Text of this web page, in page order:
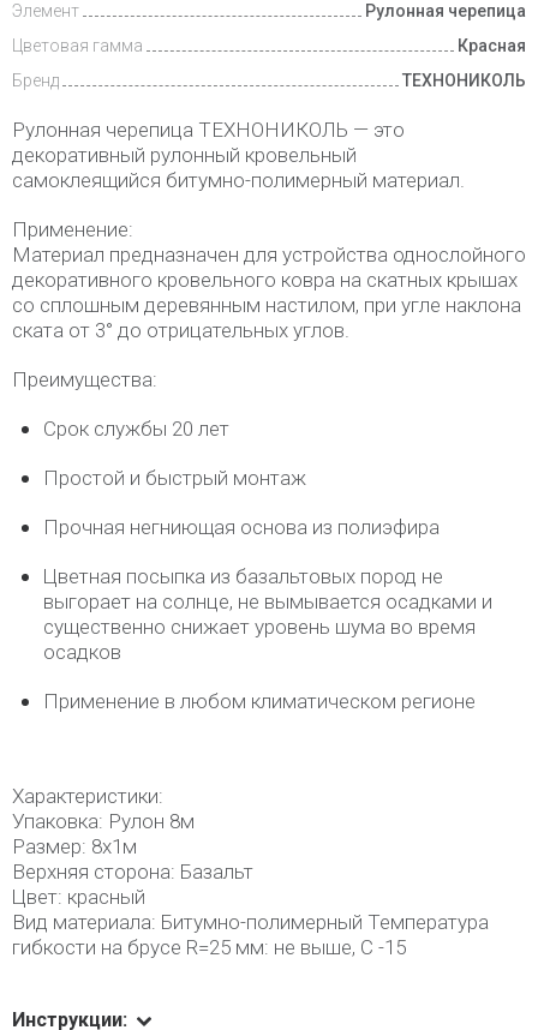
Видеообзоры
Доставка
Элемент
Рулонная черепица
Цветовая гамма
Красная
Бренд
ТЕХНОНИКОЛЬ
Рулонная черепица ТЕХНОНИКОЛЬ — это
декоративный рулонный кровельный
самоклеящийся битумно-полимерный материал.
Применение:
Материал предназначен для устройства однослойного
декоративного кровельного ковра на скатных крышах
со сплошным деревянным настилом, при угле наклона
ската от 3° до отрицательных углов.
Преимущества:
Срок службы 20 лет
Простой и быстрый монтаж
Прочная негниющая основа из полиэфира
Цветная посыпка из базальтовых пород не
выгорает на солнце, не вымывается осадками и
существенно снижает уровень шума во время
осадков
Применение в любом климатическом регионе
Характеристики:
Упаковка: Рулон 8м
Размер: 8х1м
Верхняя сторона: Базальт
Цвет: красный
Вид материала: Битумно-полимерный Температура
гибкости на брусе R=25 мм: не выше, С -15
Инструкции: